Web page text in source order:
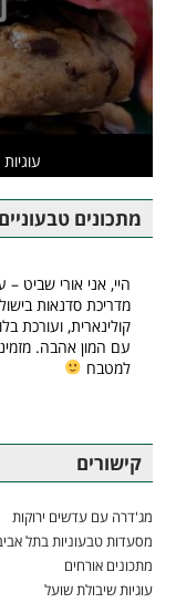
מתכונים
היי, אני אורי שביט –
מדריכת סדנאות
קולינארית, ועורכת
עם המון אהבה.
למטבח
קישורים
מג'דרה עם עדשים ירוקות
מסעדות טבעוניות בתל
מתכונים אורחים
עוגיות שיבולת שועל